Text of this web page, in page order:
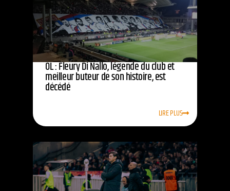
OL : Fleury Di Nallo, légende du club et
meilleur buteur de son histoire, est
décédé
LIRE PLUS